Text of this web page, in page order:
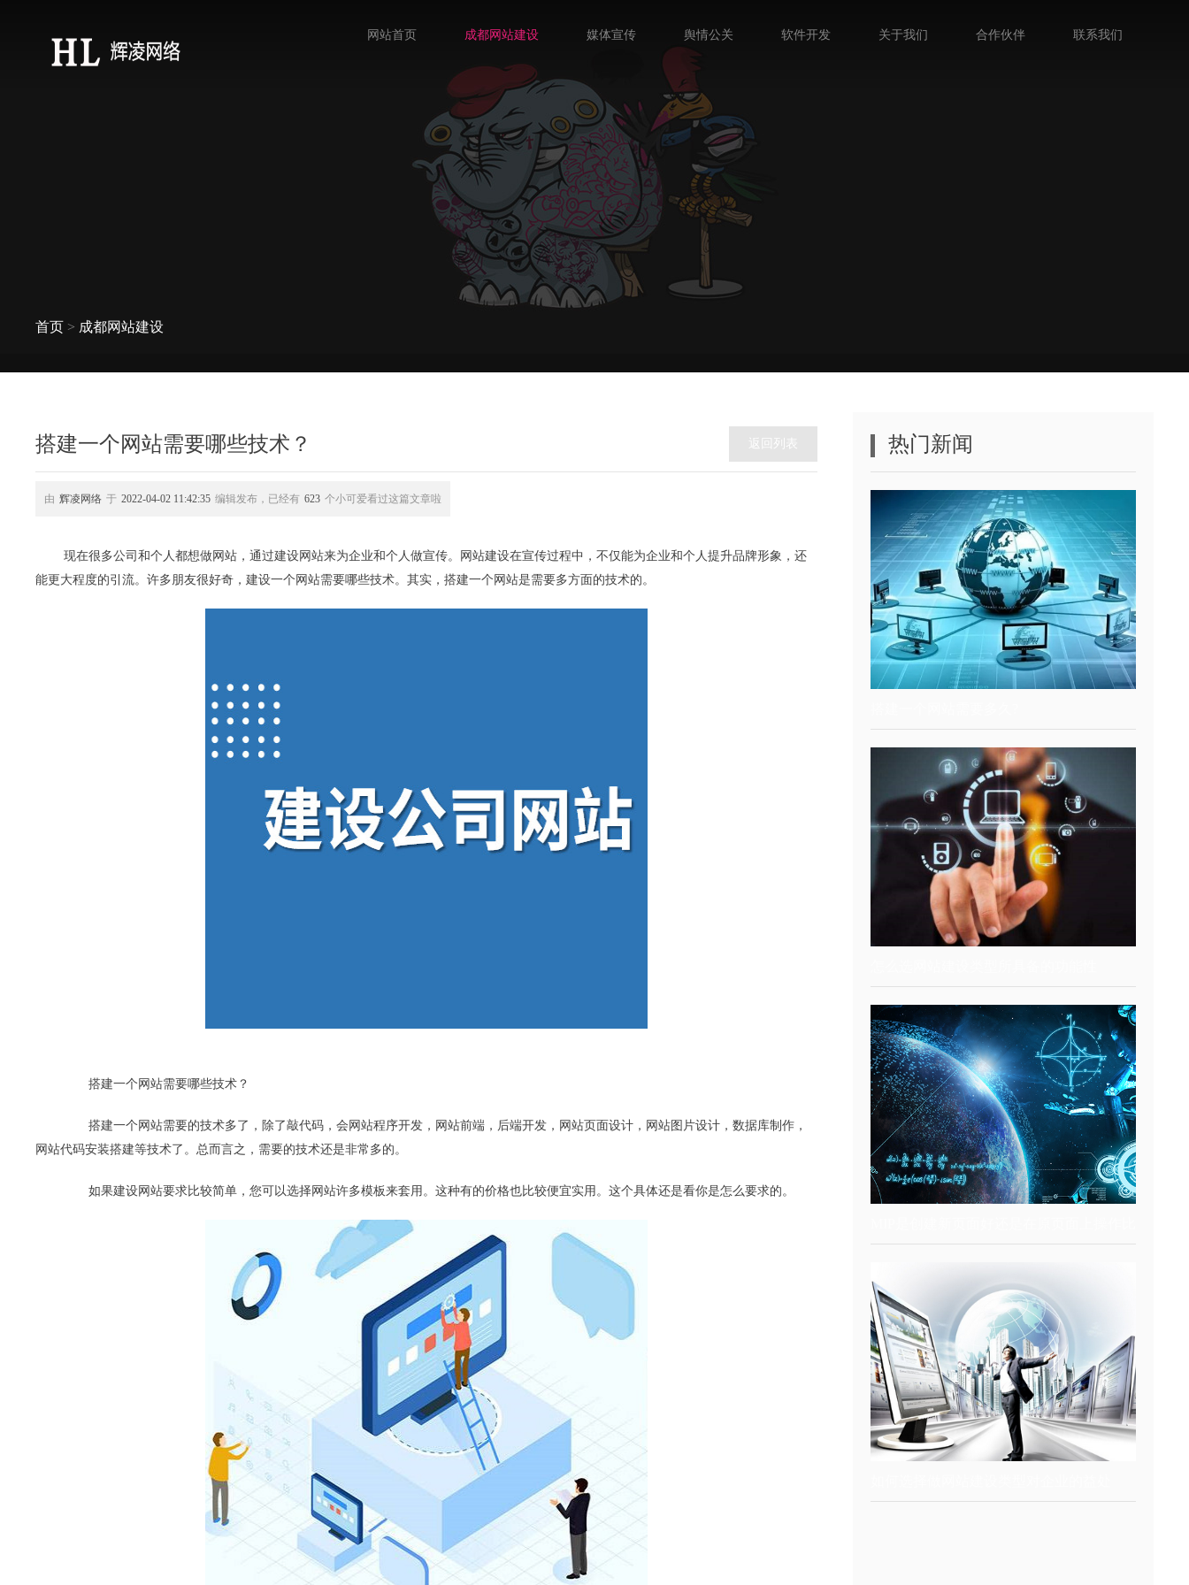
首页 > 成都网站建设
搭建一个网站需要哪些技术？ 返回列表
由 辉凌网络 于 2022-04-02 11:42:35 编辑发布，已经有 623 个小可爱看过这篇文章啦
现在很多公司和个人都想做网站，通过建设网站来为企业和个人做宣传。网站建设在宣传过程中，不仅能为企业和个人提升品牌形象，还
能更大程度的引流。许多朋友很好奇，建设一个网站需要哪些技术。其实，搭建一个网站是需要多方面的技术的。
搭建一个网站需要哪些技术？
搭建一个网站需要的技术多了，除了敲代码，会网站程序开发，网站前端，后端开发，网站页面设计，网站图片设计，数据库制作，
网站代码安装搭建等技术了。总而言之，需要的技术还是非常多的。
如果建设网站要求比较简单，您可以选择网站许多模板来套用。这种有的价格也比较便宜实用。这个具体还是看你是怎么要求的。
热门新闻
网站首页 成都网站建设 媒体宣传 舆情公关 软件开发 关于我们 合作伙伴 联系我们